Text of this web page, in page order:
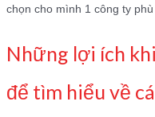
chọn cho mình 1 công ty
Những lợi ích
để tìm hiểu về